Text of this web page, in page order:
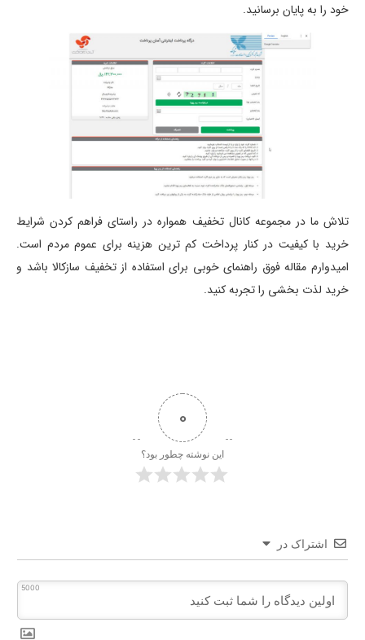
خود را به پایان برسانید.
تلاش ما در مجموعه کانال تخفیف همواره در راستای فراهم کردن شرایط
خرید با کیفیت در کنار پرداخت کم ترین هزینه برای عموم مردم است.
امیدوارم مقاله فوق راهنمای خوبی برای استفاده از تخفیف سازکالا باشد و
خرید لذت بخشی را تجربه کنید.
0
این نوشته چطور بود؟
اشتراک در
5000